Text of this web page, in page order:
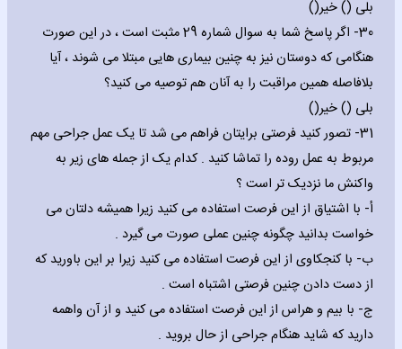
بلی () خیر()
30- اگر پاسخ شما به سوال شماره 29 مثبت است ، در این صورت
هنگامی که دوستان نیز به چنین بیماری هایی مبتلا می شوند ، آیا
بلافاصله همین مراقبت را به آنان هم توصیه می کنید؟
بلی () خیر()
31- تصور کنید فرصتی برایتان فراهم می شد تا یک عمل جراحی مهم
مربوط به عمل روده را تماشا کنید . کدام یک از جمله های زیر به
واکنش ما نزدیک تر است ؟
‌أ- با اشتیاق از این فرصت استفاده می کنید زیرا همیشه دلتان می
خواست بدانید چگونه چنین عملی صورت می گیرد .
‌ب- با کنجکاوی از این فرصت استفاده می کنید زیرا بر این باورید که
از دست دادن چنین فرصتی اشتباه است .
‌ج- با بیم و هراس از این فرصت استفاده می کنید و از آن واهمه
دارید که شاید هنگام جراحی از حال بروید .